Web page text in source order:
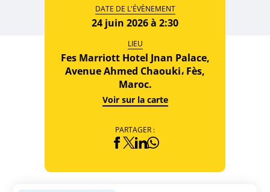
DATE DE L'ÉVÈNEMENT
24 juin 2026 à 2:30
LIEU
Fes Marriott Hotel Jnan Palace,
Avenue Ahmed Chaouki، Fès,
Maroc.
Voir sur la carte
PARTAGER :